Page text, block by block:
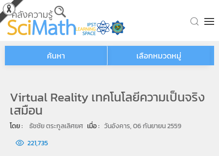
Skip to main content
ค้นหา เลือกหมวดหมู่
Virtual Reality เทคโนโลยีความเป็นจริง
เสมือน
โดย : ธัชชัย ตระกูลเลิศยศ เมื่อ : วันอังคาร, 06 กันยายน 2559
221,735